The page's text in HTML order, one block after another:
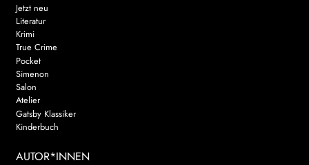
Jetzt neu
Literatur
Krimi
True Crime
Pocket
Simenon
Salon
Atelier
Gatsby Klassiker
Kinderbuch
AUTOR*INNEN